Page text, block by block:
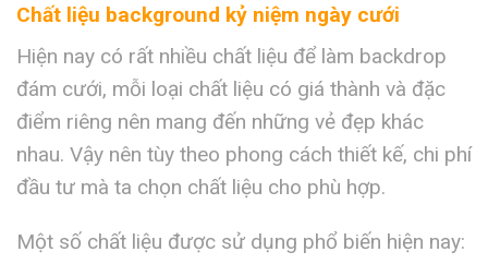
Chất liệu background kỷ niệm ngày cưới
Hiện nay có rất nhiều chất liệu để làm backdrop
đám cưới, mỗi loại chất liệu có giá thành và đặc
điểm riêng nên mang đến những vẻ đẹp khác
nhau. Vậy nên tùy theo phong cách thiết kế, chi phí
đầu tư mà ta chọn chất liệu cho phù hợp.
Một số chất liệu được sử dụng phổ biến hiện nay: